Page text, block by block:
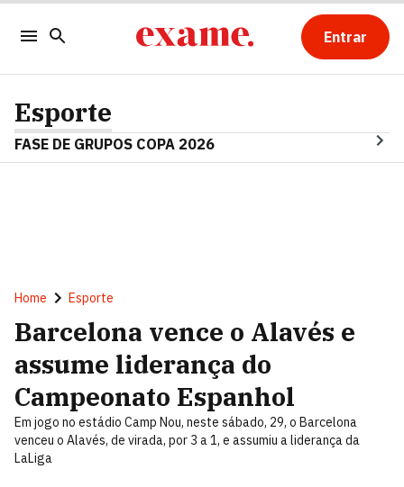
Entrar
Esporte
FASE DE GRUPOS COPA 2026
Home Esporte
Barcelona vence o Alavés e
assume liderança do
Campeonato Espanhol
Em jogo no estádio Camp Nou, neste sábado, 29, o Barcelona
venceu o Alavés, de virada, por 3 a 1, e assumiu a liderança da
LaLiga